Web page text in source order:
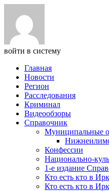
войти в систему
Главная
Новости
Регион
Расследования
Криминал
Видеообзоры
Справочник
Муниципальные
Конфессии
Национально-
1-е издание
Кто есть кто в
Кто есть кто в